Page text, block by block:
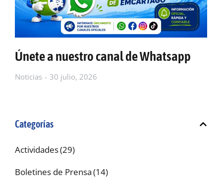
Únete a nuestro canal de Whatsapp
Noticias 30 julio, 2026
Categorías
Actividades(29)
Boletines de Prensa(14)